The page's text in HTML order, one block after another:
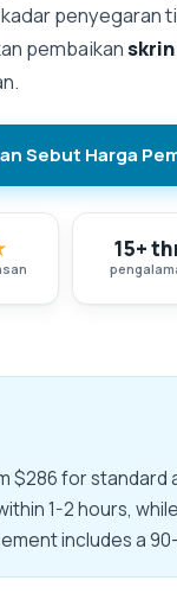
penyegaran
pembaikan
Sebut Harga
15+
for standard
1-2 hours,
includes a